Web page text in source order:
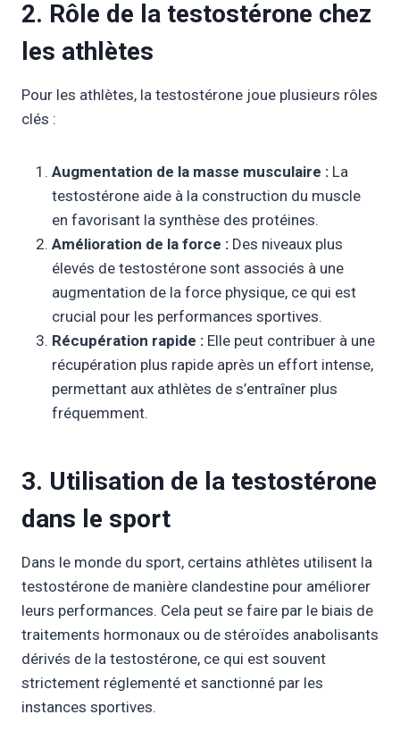
2. Rôle de la testostérone chez
les athlètes
Pour les athlètes, la testostérone joue plusieurs rôles
clés :
Augmentation de la masse musculaire : La
testostérone aide à la construction du muscle
en favorisant la synthèse des protéines.
Amélioration de la force : Des niveaux plus
élevés de testostérone sont associés à une
augmentation de la force physique, ce qui est
crucial pour les performances sportives.
Récupération rapide : Elle peut contribuer à une
récupération plus rapide après un effort intense,
permettant aux athlètes de s’entraîner plus
fréquemment.
3. Utilisation de la testostérone
dans le sport
Dans le monde du sport, certains athlètes utilisent la
testostérone de manière clandestine pour améliorer
leurs performances. Cela peut se faire par le biais de
traitements hormonaux ou de stéroïdes anabolisants
dérivés de la testostérone, ce qui est souvent
strictement réglementé et sanctionné par les
instances sportives.